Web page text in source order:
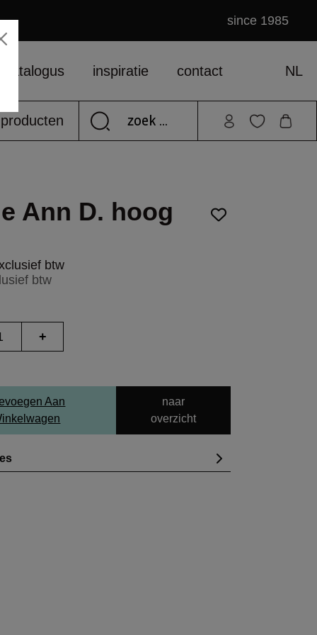
since 1985
catalogus inspiratie contact NL
Ann D. hoog
btw
btw
+
Aan
naar
overzicht